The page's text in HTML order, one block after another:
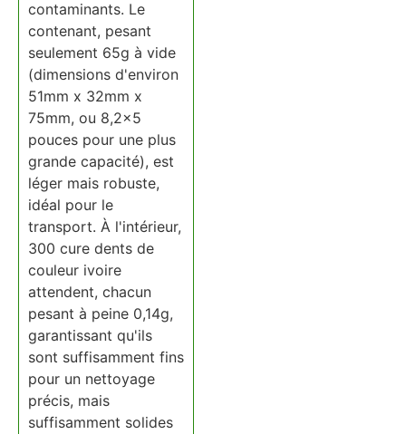
contaminants. Le
contenant, pesant
seulement 65g à vide
(dimensions d'environ
51mm x 32mm x
75mm, ou 8,2x5
pouces pour une plus
grande capacité), est
léger mais robuste,
idéal pour le
transport. À l'intérieur,
300 cure dents de
couleur ivoire
attendent, chacun
pesant à peine 0,14g,
garantissant qu'ils
sont suffisamment fins
pour un nettoyage
précis, mais
suffisamment solides